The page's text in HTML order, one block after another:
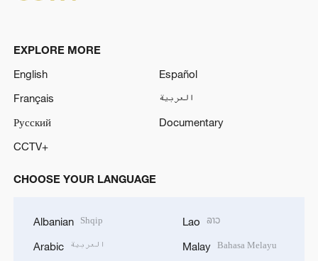
EXPLORE MORE
English
Español
Français
العربية
Русский
Documentary
CCTV+
CHOOSE YOUR LANGUAGE
Albanian Shqip
Arabic العربية
Lao ລາວ
Malay Bahasa Melayu